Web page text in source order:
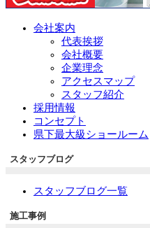
会社案内
代表挨拶
会社概要
企業理念
アクセスマップ
スタッフ紹介
採用情報
コンセプト
県下最大級ショールーム
スタッフブログ
スタッフブログ一覧
施工事例